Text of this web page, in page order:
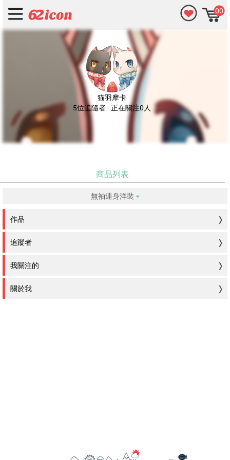
00
猫羽摩卡
5位追隨者 · 正在關注0人
商品列表
無袖連身洋裝
作品
追蹤者
我關注的
關於我